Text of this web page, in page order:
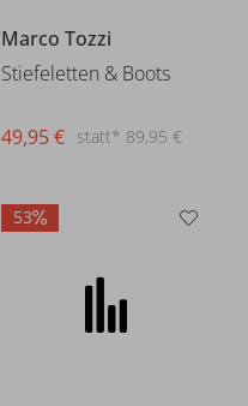
Marco Tozzi
Stiefeletten & Boots
statt* 89,95 €
49,95 €
53